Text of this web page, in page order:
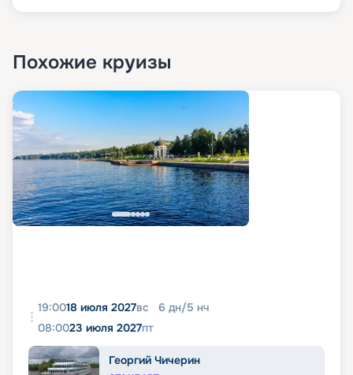
Похожие круизы
19:0018 июля 2027вс 6 дн/5 нч
08:0023 июля 2027пт
Георгий Чичерин